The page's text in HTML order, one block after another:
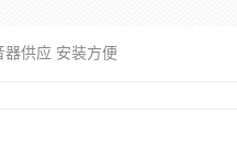
器供应 安装方便